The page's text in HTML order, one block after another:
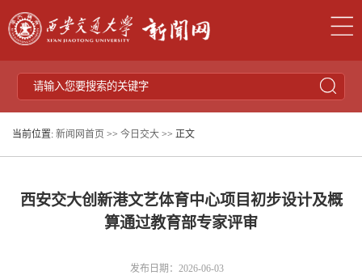
当前位置: 新闻网首页 >> 今日交大 >> 正文
西安交大创新港文艺体育中心项目初步设计及概
算通过教育部专家评审
发布日期：2026-06-03